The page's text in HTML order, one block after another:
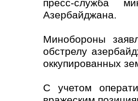
пресс-служба
Азербайджана.
Минобороны
обстрелу
оккупированных
С учетом